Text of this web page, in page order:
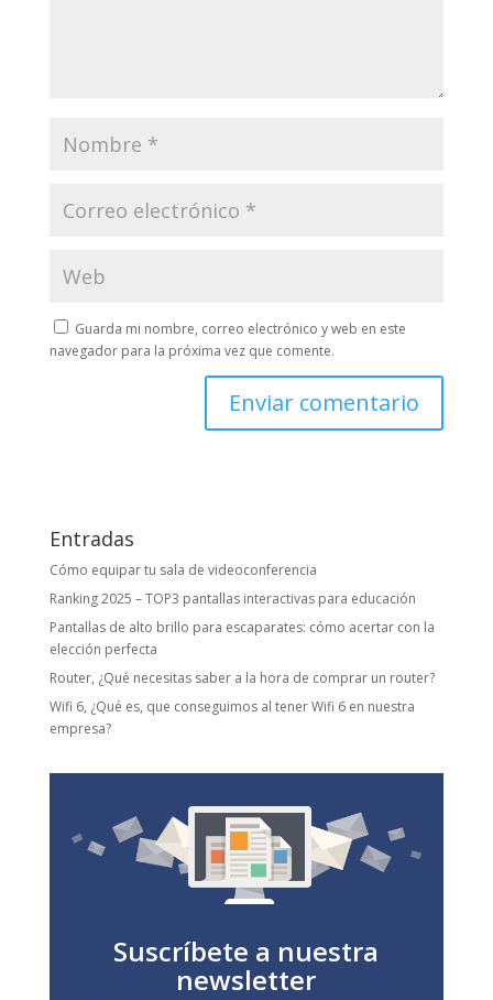
Guarda mi nombre, correo electrónico y web en este
navegador para la próxima vez que comente.
Entradas
Cómo equipar tu sala de videoconferencia
Ranking 2025 – TOP3 pantallas interactivas para educación
Pantallas de alto brillo para escaparates: cómo acertar con la
elección perfecta
Router, ¿Qué necesitas saber a la hora de comprar un router?
Wifi 6, ¿Qué es, que conseguimos al tener Wifi 6 en nuestra
empresa?
Suscríbete a nuestra
newsletter